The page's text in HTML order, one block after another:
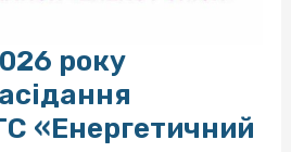
року
«Енергетичний